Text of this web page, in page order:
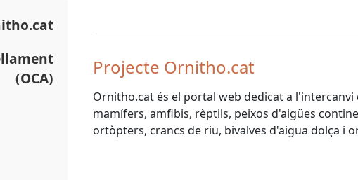
(OCA)
Projecte Ornitho.cat
Ornitho.cat és el portal web dedicat a
mamífers, amfibis, rèptils, peixos d'aigües
ortòpters, crancs de riu, bivalves d'aigua dolça i